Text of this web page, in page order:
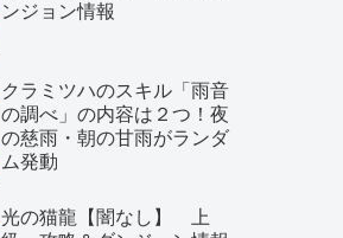
ンジョン情報
クラミツハのスキル「雨音
の調べ」の内容は２つ！夜
の慈雨・朝の甘雨がランダ
ム発動
光の猫龍【闇なし】 上